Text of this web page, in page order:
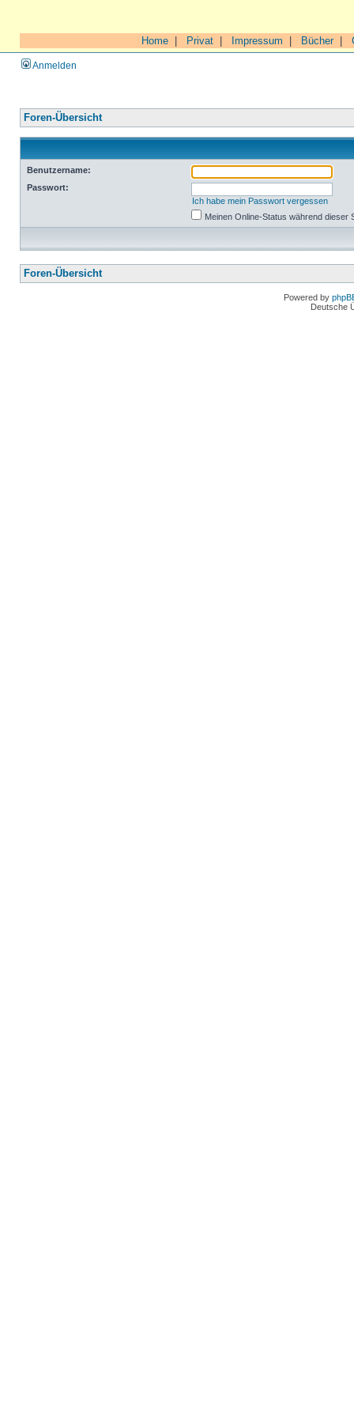
Home Privat Impressum Bücher|
Anmelden
Foren-Übersicht
Benutzername:
Passwort:
Ich habe mein Passwort vergessen
Meinen Online-Status während dieser
Foren-Übersicht
Powered by
Deutsche